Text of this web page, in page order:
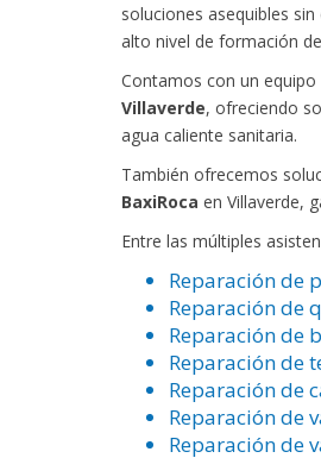
soluciones asequibles
alto nivel de formación
Contamos con un
Villaverde, ofreciendo
agua caliente sanitaria.
También ofrecemos
BaxiRoca en Villaverde,
Entre las múltiples
Reparación de
Reparación de
Reparación de
Reparación de
Reparación de
Reparación de
Reparación de